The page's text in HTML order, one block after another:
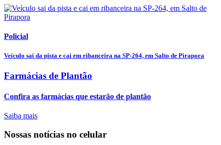
Policial
Veículo sai da pista e cai em ribanceira na SP-264, em Salto de Pirapora
Farmácias de Plantão
Confira as farmácias que estarão de plantão
Saiba mais
Nossas notícias no celular